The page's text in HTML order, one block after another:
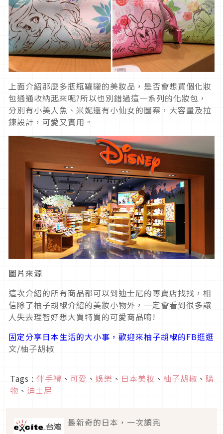
上面介紹那麼多瓶瓶罐罐的美妝品，是否會想買個化妝
包通通收納起來呢?所以也別錯過這一系列的化妝包，
分別有小美人魚、米妮還有小仙女的圖案，大容量及拉
鍊設計，可愛又實用。
圖片來源
這次介紹的所有商品都可以到迪士尼的專賣店找找，相
信除了柚子胡椒介紹的美妝小物外，一定會看到很多讓
人失去理智好想大買特買的可愛商品唷!
固定分享日本生活的大小事，歡迎來柚子胡椒的FB逛逛
文/柚子胡椒
Tags : 伴手禮 、 可愛 、 娛樂 、 日本美妝 、 柚子胡椒 、 購
物 、 迪士尼
最新奇的日本，一次讀完